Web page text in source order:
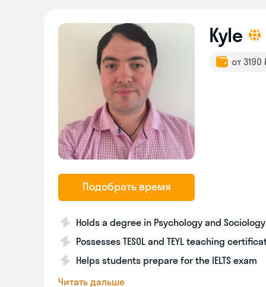
Подобрать время
Kyle
от
Holds a degree in Psychology and Sociology
Possesses TESOL and TEYL teaching
Helps students prepare for the IELTS exam
Читать дальше